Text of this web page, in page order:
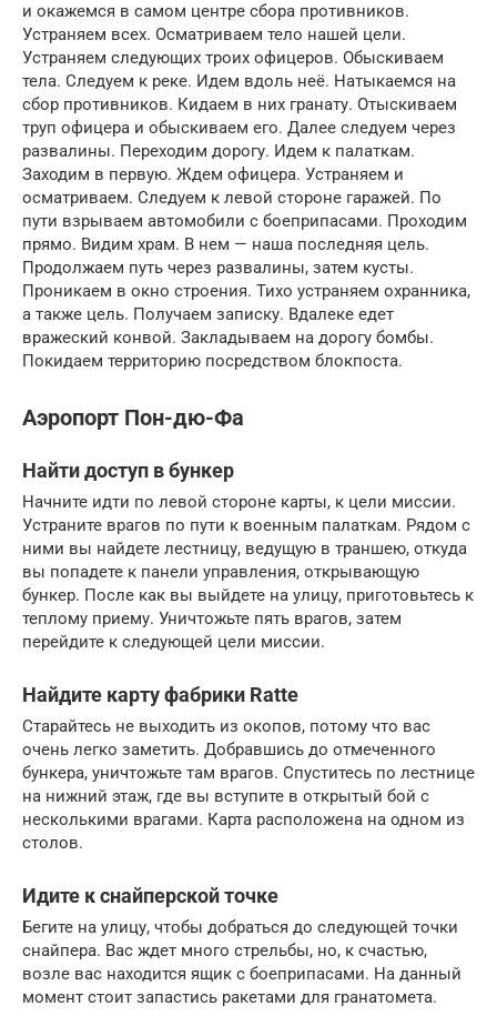
и окажемся в самом центре сбора противников.
Устраняем всех. Осматриваем тело нашей цели.
Устраняем следующих троих офицеров. Обыскиваем
тела. Следуем к реке. Идем вдоль неё. Натыкаемся на
сбор противников. Кидаем в них гранату. Отыскиваем
труп офицера и обыскиваем его. Далее следуем через
развалины. Переходим дорогу. Идем к палаткам.
Заходим в первую. Ждем офицера. Устраняем и
осматриваем. Следуем к левой стороне гаражей. По
пути взрываем автомобили с боеприпасами. Проходим
прямо. Видим храм. В нем — наша последняя цель.
Продолжаем путь через развалины, затем кусты.
Проникаем в окно строения. Тихо устраняем охранника,
а также цель. Получаем записку. Вдалеке едет
вражеский конвой. Закладываем на дорогу бомбы.
Покидаем территорию посредством блокпоста.
Аэропорт Пон-дю-Фа
Найти доступ в бункер
Начните идти по левой стороне карты, к цели миссии.
Устраните врагов по пути к военным палаткам. Рядом с
ними вы найдете лестницу, ведущую в траншею, откуда
вы попадете к панели управления, открывающую
бункер. После как вы выйдете на улицу, приготовьтесь к
теплому приему. Уничтожьте пять врагов, затем
перейдите к следующей цели миссии.
Найдите карту фабрики Ratte
Старайтесь не выходить из окопов, потому что вас
очень легко заметить. Добравшись до отмеченного
бункера, уничтожьте там врагов. Спуститесь по лестнице
на нижний этаж, где вы вступите в открытый бой с
несколькими врагами. Карта расположена на одном из
столов.
Идите к снайперской точке
Бегите на улицу, чтобы добраться до следующей точки
снайпера. Вас ждет много стрельбы, но, к счастью,
возле вас находится ящик с боеприпасами. На данный
момент стоит запастись ракетами для гранатомета.